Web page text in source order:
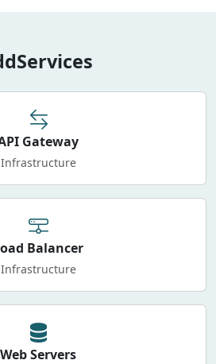
Gateway
Infrastructure
Balancer
Infrastructure
Web Servers